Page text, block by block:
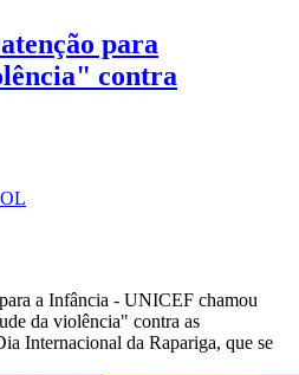
para
contra
a Infância - UNICEF chamou
da violência" contra as
Internacional da Rapariga, que se